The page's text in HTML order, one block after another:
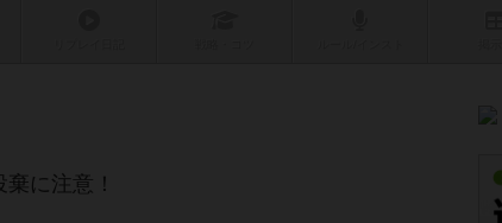
に注意！